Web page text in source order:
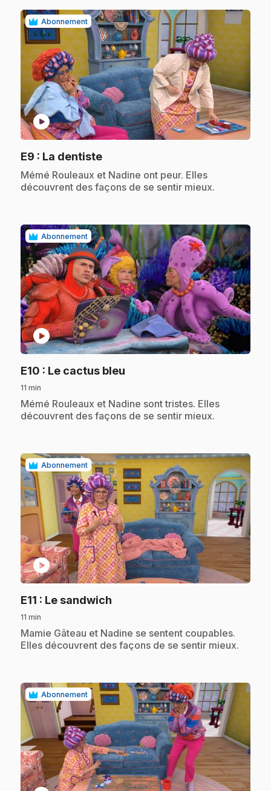
Abonnement
play_circle
E9 : La dentiste.
.Mémé Rouleaux et Nadine ont peur. Elles
découvrent des façons de se sentir mieux.
Abonnement
play_circle
E10 : Le cactus bleu
11 min
.Mémé Rouleaux et Nadine sont tristes. Elles
découvrent des façons de se sentir mieux.
Abonnement
play_circle
E11 : Le sandwich
11 min
.Mamie Gâteau et Nadine se sentent coupables.
Elles découvrent des façons de se sentir mieux.
Abonnement